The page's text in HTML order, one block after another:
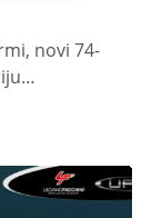
novi 74-